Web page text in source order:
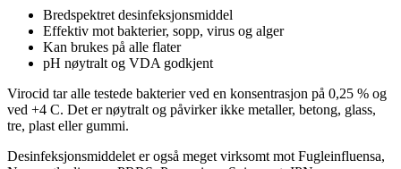
Bredspektret desinfeksjonsmiddel
Effektiv mot bakterier, sopp, virus og alger
Kan brukes på alle flater
pH nøytralt og VDA godkjent
Virocid tar alle testede bakterier ved en konsentrasjon på 0,25 % og
ved +4 C. Det er nøytralt og påvirker ikke metaller, betong, glass,
tre, plast eller gummi.
Desinfeksjonsmiddelet er også meget virksomt mot Fugleinfluensa,